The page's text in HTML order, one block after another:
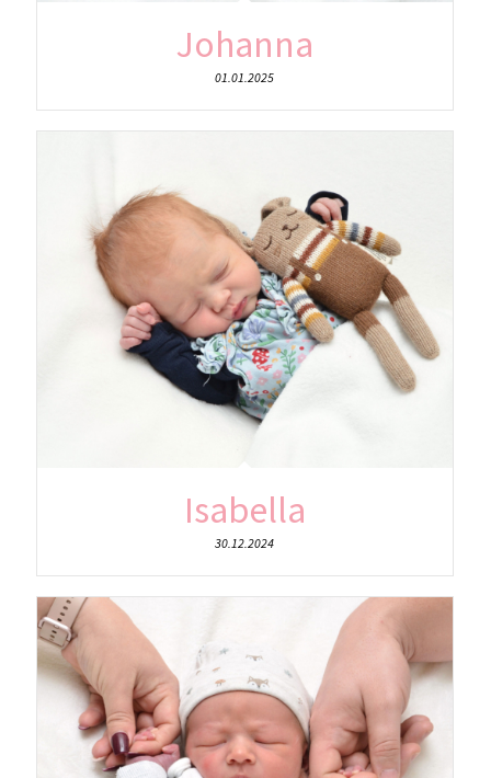
Johanna
01.01.2025
Isabella
30.12.2024